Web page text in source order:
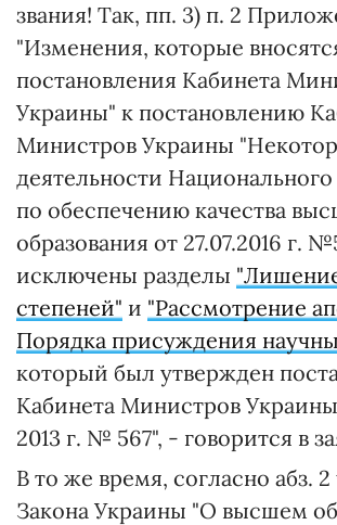
звания! Так, пп. 3) п. 2
"Изменения, которые
постановления Кабинета
Украины" к постановлению
Министров Украины
деятельности Национального
по обеспечению качества
образования от 27.07.2016 г.
исключены разделы
степеней" и "Рассмотрение
Порядка присуждения
который был утвержден
Кабинета Министров
2013 г. № 567", - говорится в
В то же время, согласно абз. 2
Закона Украины "О высшем